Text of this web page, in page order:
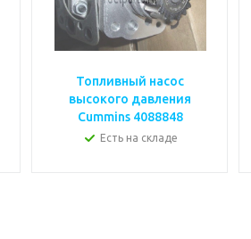
Топливный насос
высокого давления
Cummins 4088848
Есть на складе